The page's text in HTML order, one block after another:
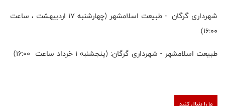
شهرداری گرگان - طبیعت اسلامشهر (چهارشنبه ۱۷ اردیبهشت ، ساعت
۱۶:۰۰)
طبیعت اسلامشهر - شهرداری گرگان: (پنجشنبه ۱ خرداد ساعت ۱۶:۰۰)
ما را دنبال کنید